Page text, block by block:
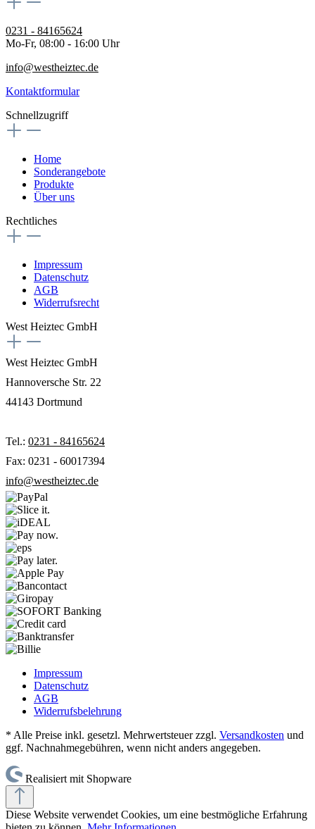
0231 - 84165624
Mo-Fr, 08:00 - 16:00 Uhr
info@westheiztec.de
Kontaktformular
Schnellzugriff
Home
Sonderangebote
Produkte
Über uns
Rechtliches
Impressum
Datenschutz
AGB
Widerrufsrecht
West Heiztec GmbH
West Heiztec GmbH
Hannoversche Str. 22
44143 Dortmund
Tel.: 0231 - 84165624
Fax: 0231 - 60017394
info@westheiztec.de
Impressum
Datenschutz
AGB
Widerrufsbelehrung
* Alle Preise inkl. gesetzl. Mehrwertsteuer zzgl. Versandkosten und
ggf. Nachnahmegebühren, wenn nicht anders angegeben.
Realisiert mit Shopware
Diese Website verwendet Cookies, um eine bestmögliche Erfahrung